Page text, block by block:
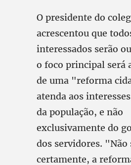
O presidente do
acrescentou que
interessados serão
o foco principal será
de uma "reforma
atenda aos
da população, e não
exclusivamente do
dos servidores. "Não
certamente, a